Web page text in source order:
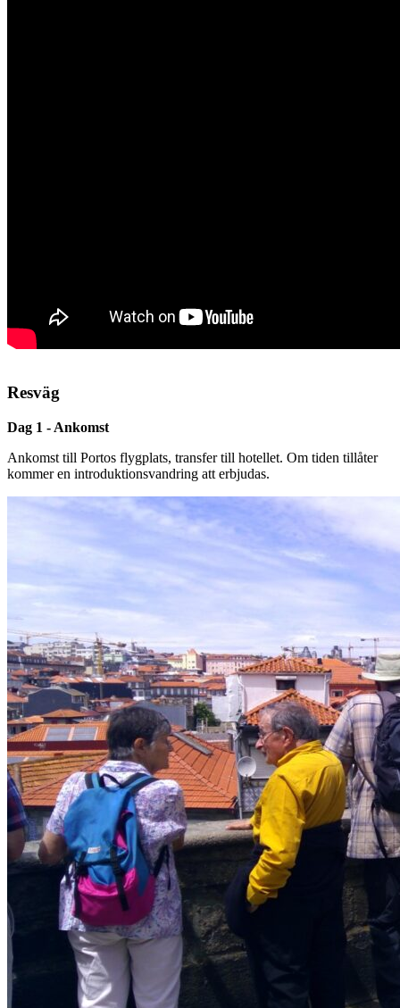
Resväg
Dag 1 - Ankomst
Ankomst till Portos flygplats, transfer till hotellet. Om tiden tillåter
kommer en introduktionsvandring att erbjudas.